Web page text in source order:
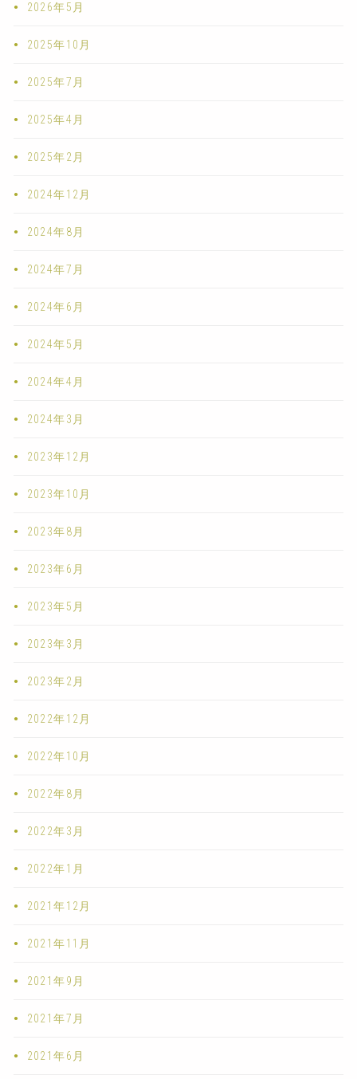
2026年5月
2025年10月
2025年7月
2025年4月
2025年2月
2024年12月
2024年8月
2024年7月
2024年6月
2024年5月
2024年4月
2024年3月
2023年12月
2023年10月
2023年8月
2023年6月
2023年5月
2023年3月
2023年2月
2022年12月
2022年10月
2022年8月
2022年3月
2022年1月
2021年12月
2021年11月
2021年9月
2021年7月
2021年6月